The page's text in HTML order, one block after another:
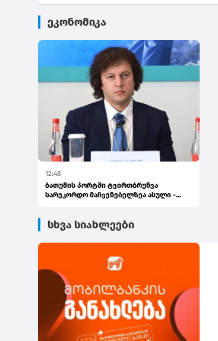
ეკონომიკა
12:48
ბათუმის პორტში ტვირთბრუნვა
სარეკორდო მაჩვენებელზეა ასული -
სხვა სიახლეები